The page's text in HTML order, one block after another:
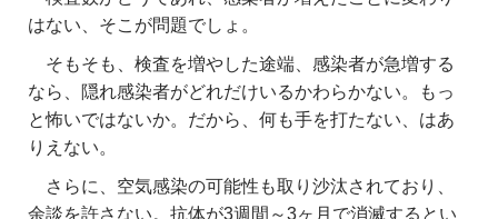
はない、そこが問題でしょ。
そもそも、検査を増やした途端、感染者が急増する
なら、隠れ感染者がどれだけいるかわらかない。もっ
と怖いではないか。だから、何も手を打たない、はあ
りえない。
さらに、空気感染の可能性も取り沙汰されており、
余談を許さない。抗体が3週間～3ヶ月で消滅するとい